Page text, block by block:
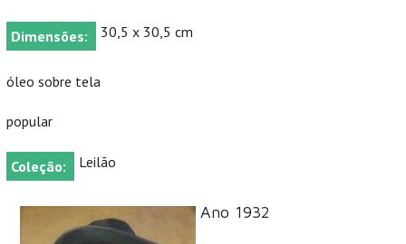
Dimensões: 30,5 x 30,5 cm
óleo sobre tela
popular
Coleção: Leilão
Ano 1932